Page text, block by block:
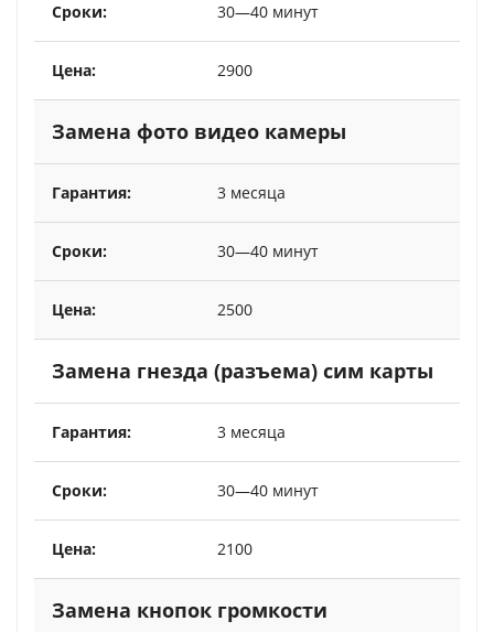
30—40 минут
2900
Замена фото видео камеры
3 месяца
30—40 минут
2500
Замена гнезда (разъема) сим карты
3 месяца
30—40 минут
2100
Замена кнопок громкости